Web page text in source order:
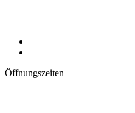
Öffnungszeiten